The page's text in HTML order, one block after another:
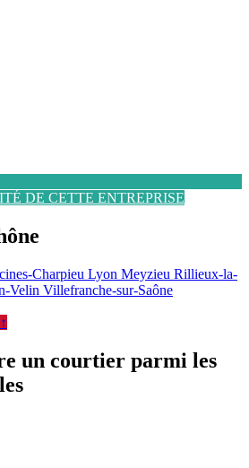
DE CETTE ENTREPRISE
Charpieu Lyon Meyzieu Rillieux-la-
Velin Villefranche-sur-Saône
un courtier parmi les